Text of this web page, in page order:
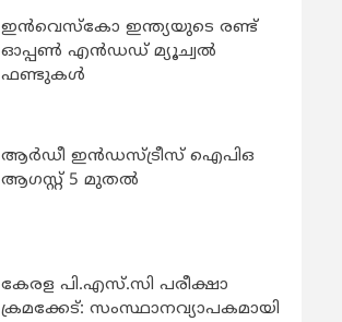
ഇന്‍വെസ്കോ ഇന്ത്യയുടെ രണ്ട്
ഓപ്പണ്‍ എന്‍ഡഡ് മ്യൂച്വല്‍
ഫണ്ടുകള്‍
ആർഡീ ഇൻഡസ്ട്രീസ് ഐപിഒ
ആഗസ്റ്റ് 5 മുതൽ
കേരള പി.എസ്.സി പരീക്ഷാ
ക്രമക്കേട്: സംസ്ഥാനവ്യാപകമായി